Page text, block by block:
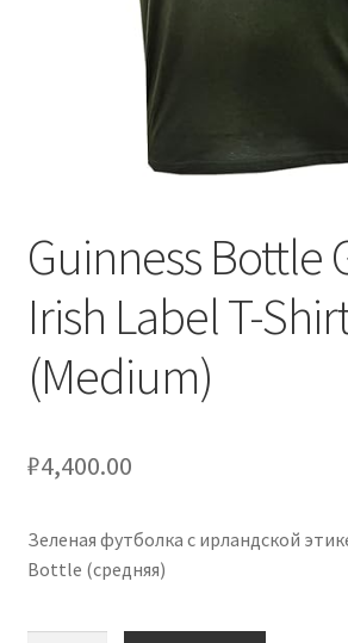
Схема проезда
Guinness Bottle
Irish Label T-
(Medium)
₽4,400.00
Зеленая футболка с ирландской
Bottle (средняя)